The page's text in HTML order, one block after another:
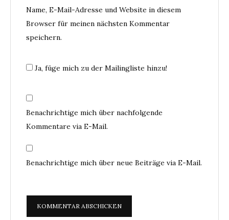
Name, E-Mail-Adresse und Website in diesem
Browser für meinen nächsten Kommentar
speichern.
Ja, füge mich zu der Mailingliste hinzu!
Benachrichtige mich über nachfolgende
Kommentare via E-Mail.
Benachrichtige mich über neue Beiträge via E-Mail.